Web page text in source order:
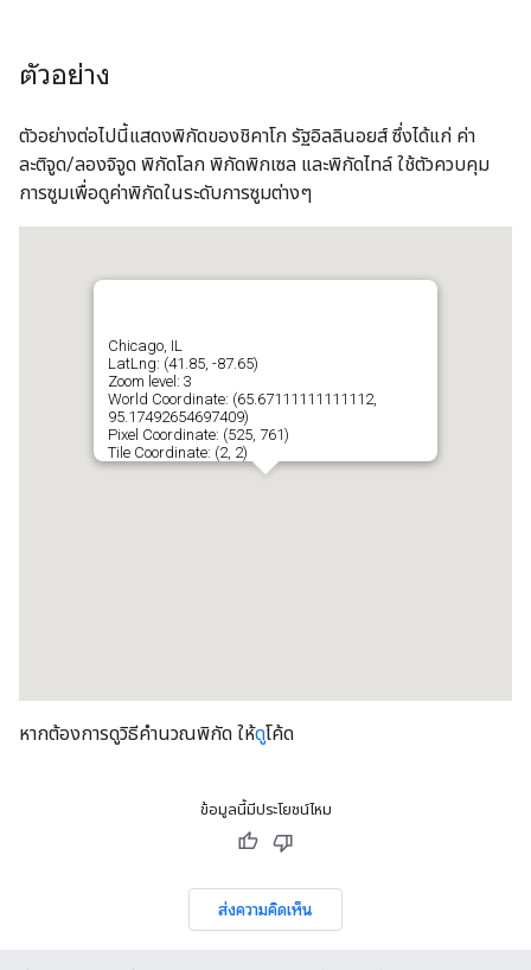
ตัวอย่าง
ตัวอย่างต่อไปนี้แสดงพิกัดของชิคาโก รัฐอิลลินอยส์ ซึ่งได้แก่ ค่า
ละติจูด/ลองจิจูด พิกัดโลก พิกัดพิกเซล และพิกัดไทล์ ใช้ตัวควบคุม
การซูมเพื่อดูค่าพิกัดในระดับการซูมต่างๆ
หากต้องการดูวิธีคํานวณพิกัด ให้ดูโค้ด
ข้อมูลนี้มีประโยชน์ไหม
ส่งความคิดเห็น